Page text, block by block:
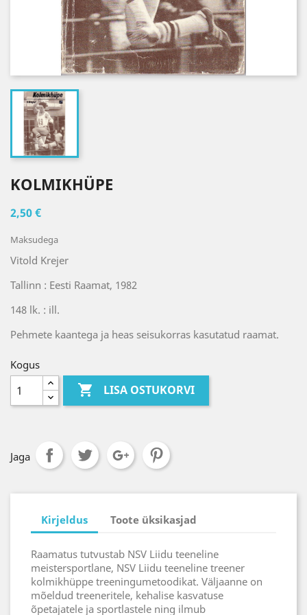
KOLMIKHÜPE
2,50 €
Maksudega
Vitold Krejer
Tallinn : Eesti Raamat, 1982
148 lk. : ill.
Pehmete kaantega ja heas seisukorras kasutatud raamat.
Kogus
 LISA OSTUKORVI
Jaga
Kirjeldus Toote üksikasjad
Raamatus tutvustab NSV Liidu teeneline
meistersportlane, NSV Liidu teeneline treener
kolmikhüppe treeningumetoodikat. Väljaanne on
mõeldud treeneritele, kehalise kasvatuse
õpetajatele ja sportlastele ning ilmub